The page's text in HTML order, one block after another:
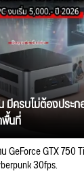
ครบไม่ต้องประก
นที่
GeForce GTX 750
30fps.